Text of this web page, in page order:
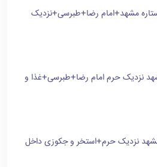
مشهد+امام رضا+طبرسی+نزدیک
نزدیک حرم امام رضا+طبرسی+غذا و
نزدیک حرم+استخر و جکوزی داخل